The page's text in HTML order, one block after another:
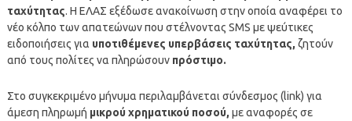
ταχύτητας. Η ΕΛΑΣ εξέδωσε ανακοίνωση στην οποία αναφέρει το
νέο κόλπο των απατεώνων που στέλνοντας SMS με ψεύτικες
ειδοποιήσεις για υποτιθέμενες υπερβάσεις ταχύτητας, ζητούν
από τους πολίτες να πληρώσουν πρόστιμο.
Στο συγκεκριμένο μήνυμα περιλαμβάνεται σύνδεσμος (link) για
άμεση πληρωμή μικρού χρηματικού ποσού, με αναφορές σε